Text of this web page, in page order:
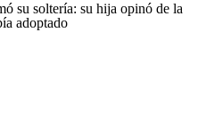
su soltería: su hija opinó de la
adoptado